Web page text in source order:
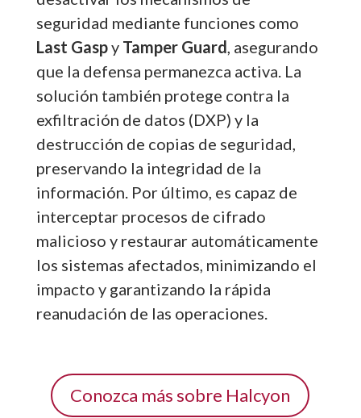
seguridad mediante funciones como
Last Gaspy Tamper Guard , asegurando
que la defensa permanezca activa. La
solución también protege contra la
exfiltración de datos (DXP) y la
destrucción de copias de seguridad,
preservando la integridad de la
información. Por último, es capaz de
interceptar procesos de cifrado
malicioso y restaurar automáticamente
los sistemas afectados, minimizando el
impacto y garantizando la rápida
reanudación de las operaciones.
Conozca más sobre Halcyon